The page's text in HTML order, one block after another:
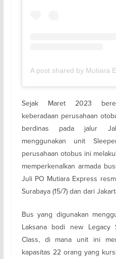
A post shared by Mutiara
Sejak Maret 2023
keberadaan perusahaan
berdinas pada jalur
menggunakan unit
perusahaan otobus ini
memperkenalkan armada
Juli PO Mutiara Express
Surabaya (15/7) dan dari
Bus yang digunakan
Laksana bodi new Legacy
Class, di mana unit ini
kapasitas 22 orang yang